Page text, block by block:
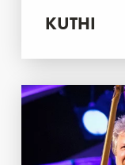
KUTHI